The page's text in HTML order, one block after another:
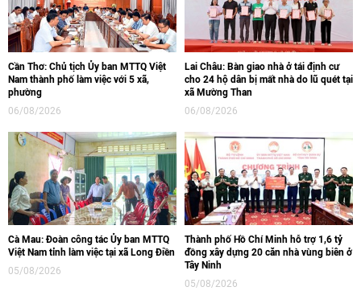
Cần Thơ: Chủ tịch Ủy ban MTTQ Việt
Nam thành phố làm việc với 5 xã,
phường
06/08/2026
Lai Châu: Bàn giao nhà ở tái định cư
cho 24 hộ dân bị mất nhà do lũ quét tại
xã Mường Than
06/08/2026
Cà Mau: Đoàn công tác Ủy ban MTTQ
Việt Nam tỉnh làm việc tại xã Long Điền
05/08/2026
Thành phố Hồ Chí Minh hỗ trợ 1,6 tỷ
đồng xây dựng 20 căn nhà vùng biên ở
Tây Ninh
05/08/2026